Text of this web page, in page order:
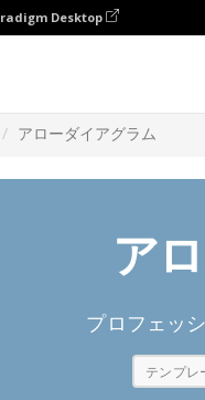
Desktop
アローダイアグラム
ア
プロフェッ